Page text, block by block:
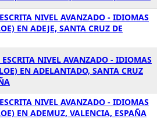
NIVEL AVANZADO - IDIOMAS
EN ADEJE, SANTA CRUZ DE
ESCRITA NIVEL AVANZADO - IDIOMAS
EN ADELANTADO, SANTA CRUZ
NIVEL AVANZADO - IDIOMAS
EN ADEMUZ, VALENCIA, ESPAÑA